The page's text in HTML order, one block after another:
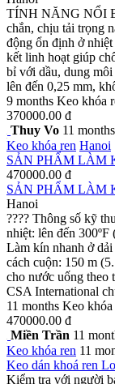
TÍNH NĂNG NỔI
chắn, chịu tải trọng
động ổn định ở
kết linh hoạt giúp
bỉ với dầu, dung
lên đến 0,25 mm,
9 months Keo khóa
370000.00 đ
Thuy Vo 11 months
Keo khóa ren Hanoi
SẢN PHẨM LÀM
470000.00 đ
SẢN PHẨM LÀM
Hanoi
???? Thông số kỹ
nhiệt: lên đến
Làm kín nhanh ở
cách cuộn: 150 m
cho nước uống
CSA International
11 months Keo khóa
470000.00 đ
Miền Trần 11
Keo khóa ren 11
Keo dán khoá ren
Kiểm tra với người